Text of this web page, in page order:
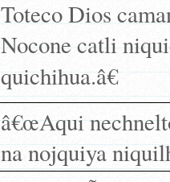
Toteco Dios
Nocone catli
quichihua.â€
â€œAqui
na nojquiya